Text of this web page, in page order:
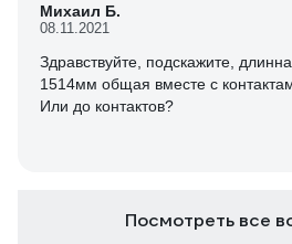
Михаил Б.
08.11.2021
Здравствуйте, подскажите, длинна
1514мм общая вместе с
Или до контактов?
Посмотреть все